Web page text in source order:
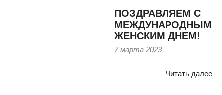
ПОЗДРАВЛЯЕМ С
МЕЖДУНАРОДНЫМ
ЖЕНСКИМ ДНЕМ!
7 марта 2023
Читать далее